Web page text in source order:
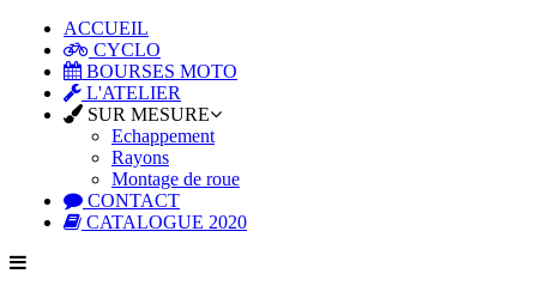
ACCUEIL
CYCLO
BOURSES MOTO
L'ATELIER
SUR MESURE
Echappement
Rayons
Montage de roue
CONTACT
CATALOGUE 2020